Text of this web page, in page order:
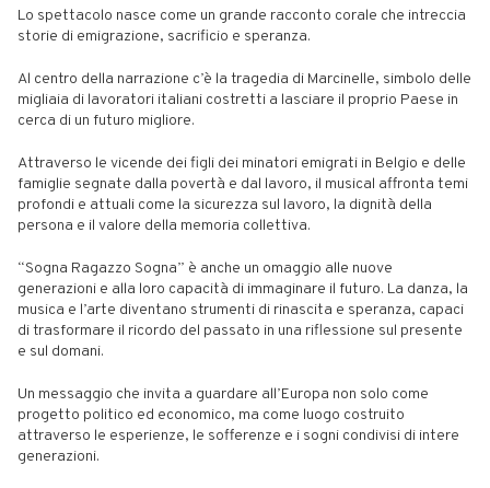
Lo spettacolo nasce come un grande racconto corale che intreccia
storie di emigrazione, sacrificio e speranza.
Al centro della narrazione c’è la tragedia di Marcinelle, simbolo delle
migliaia di lavoratori italiani costretti a lasciare il proprio Paese in
cerca di un futuro migliore.
Attraverso le vicende dei figli dei minatori emigrati in Belgio e delle
famiglie segnate dalla povertà e dal lavoro, il musical affronta temi
profondi e attuali come la sicurezza sul lavoro, la dignità della
persona e il valore della memoria collettiva.
“Sogna Ragazzo Sogna” è anche un omaggio alle nuove
generazioni e alla loro capacità di immaginare il futuro. La danza, la
musica e l’arte diventano strumenti di rinascita e speranza, capaci
di trasformare il ricordo del passato in una riflessione sul presente
e sul domani.
Un messaggio che invita a guardare all’Europa non solo come
progetto politico ed economico, ma come luogo costruito
attraverso le esperienze, le sofferenze e i sogni condivisi di intere
generazioni.